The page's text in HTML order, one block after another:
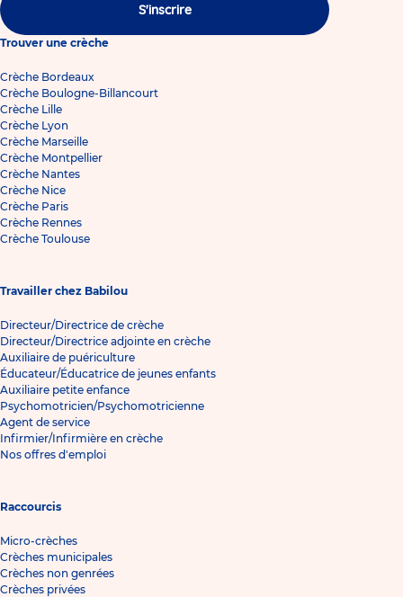
S'inscrire
Trouver une crèche
Crèche Bordeaux
Crèche Boulogne-Billancourt
Crèche Lille
Crèche Lyon
Crèche Marseille
Crèche Montpellier
Crèche Nantes
Crèche Nice
Crèche Paris
Crèche Rennes
Crèche Toulouse
Travailler chez Babilou
Directeur/Directrice de crèche
Directeur/Directrice adjointe en crèche
Auxiliaire de puériculture
Éducateur/Éducatrice de jeunes enfants
Auxiliaire petite enfance
Psychomotricien/Psychomotricienne
Agent de service
Infirmier/Infirmière en crèche
Nos offres d'emploi
Raccourcis
Micro-crèches
Crèches municipales
Crèches non genrées
Crèches privées